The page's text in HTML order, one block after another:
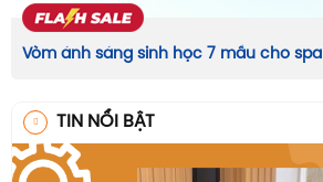
Vòm ánh sáng sinh học 7 mầu cho spa
TIN NỔI BẬT